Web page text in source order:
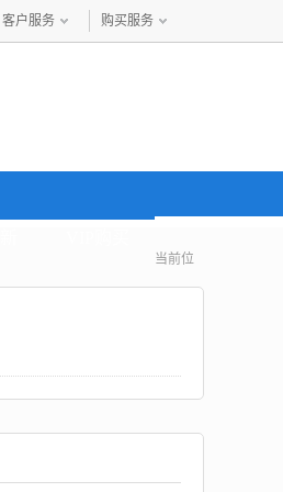
客户服务 购买服务
当前位